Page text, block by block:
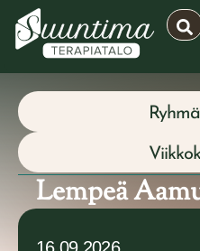
Lempeä
16.09.2026